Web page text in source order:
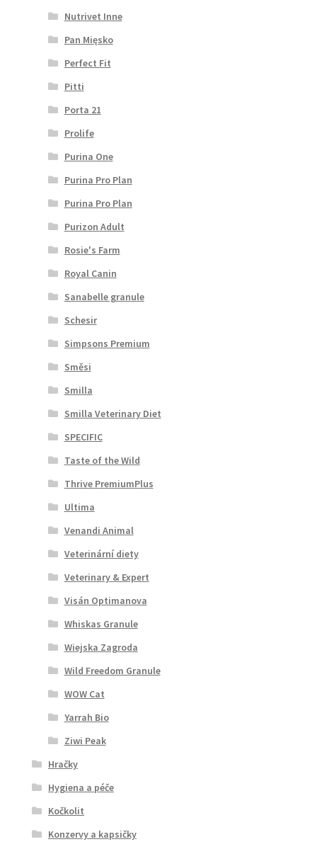
Nutrivet Inne
Pan Mięsko
Perfect Fit
Pitti
Porta 21
Prolife
Purina One
Purina Pro Plan
Purina Pro Plan
Purizon Adult
Rosie's Farm
Royal Canin
Sanabelle granule
Schesir
Simpsons Premium
Směsi
Smilla
Smilla Veterinary Diet
SPECIFIC
Taste of the Wild
Thrive PremiumPlus
Ultima
Venandi Animal
Veterinární diety
Veterinary & Expert
Visán Optimanova
Whiskas Granule
Wiejska Zagroda
Wild Freedom Granule
WOW Cat
Yarrah Bio
Ziwi Peak
Hračky
Hygiena a péče
Kočkolit
Konzervy a kapsičky